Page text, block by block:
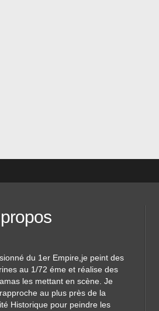
du 1er Empire,je peint des
au 1/72 éme et réalise des
les mettant en scène. Je
au plus près de la
Historique pour peindre les